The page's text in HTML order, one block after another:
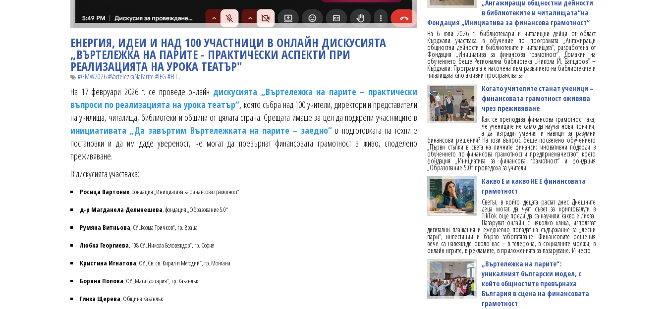
ЕНЕРГИЯ, ИДЕИ И НАД 100 УЧАСТНИЦИ В ОНЛАЙН ДИСКУСИЯТА
„ВЪРТЕЛЕЖКА НА ПАРИТЕ - ПРАКТИЧЕСКИ АСПЕКТИ ПРИ
РЕАЛИЗАЦИЯТА НА УРОКА ТЕАТЪР"
#GMW2026 #VartelezkaNaParite #IFG #FLI ,
На 17 февруари 2026 г. се проведе онлайн дискусията „Въртележка на парите – практически
въпроси по реализацията на урока театър“, която събра над 100 учители, директори и представители
на училища, читалища, библиотеки и общини от цялата страна. Срещата имаше за цел да подкрепи участниците в
инициативата „Да завъртим Въртележката на парите – заедно“ в подготовката на техните
постановки и да им даде увереност, че могат да превърнат финансовата грамотност в живо, споделено
преживяване.
В дискусията участваха:
Росица Вартоник, фондация „Инициатива за финансова грамотност“
д-р Магданела Делинешева, фондация „Образование 5.0“
Румяна Витньова, СУ „Козма Тричков“, гр. Враца
Любка Георгиева, 108 СУ „Никола Беловеждов“, гр. София
Кристина Игнатова, ОУ „Св. св. Кирил и Методий“, гр. Монтана
Боряна Попова, ОУ „Мати Болгария“, гр. Казанлък
Гинка Щерева, Община Казанлък
„Ангажиращи общностни дейности
в библиотеките и читалищата“на
Фондация „Инициатива за финансова грамотност“
На 6 юли 2026 г. библиотекари и читалищни дейци от област
Кърджали участваха в обучение по програмата „Ангажиращи
общностни дейности в библиотеките и читалищата“, разработена от
Фондация „Инициатива за финансова грамотност“. Домакин на
обучението беше Регионална библиотека „Никола Й. Вапцаров“ –
Кърджали. Програмата е насочена към развитието на библиотеките и
читалищата като активни пространства за
Когато учителите станат ученици –
финансовата грамотност оживява
чрез преживяване
Как се преподава финансова грамотност така,
че учениците не само да научат нови понятия,
а да изградят умения и навици за разумни
финансови решения? На този въпрос беше посветено обучението
„Първи стъпки в света на личните финанси: иновативни подходи в
обучението по финансова грамотност и предприемачество“, което
фондация „Инициатива за финансова грамотност“ и фондация
„Образование 5.0“ проведоха за учители
Какво Е и какво НЕ Е финансовата
грамотност
Светът, в който децата растат днес Днешните
деца могат да чуят съвет за криптовалути в
TikTok още преди да са научили какво е лихва.
Пазаруват онлайн с няколко клика, използват
дигитални плащания и ежедневно попадат на съдържание за „лесни
пари“, инвестиции и бързо забогатяване. Финансовите решения
вече са навсякъде около нас – в телефона, в социалните мрежи, в
онлайн игрите, в рекламите, в приложенията за пазаруване. И често
„Въртележка на парите“:
уникалният български модел, с
който общностите превърнаха
България в сцена на финансовата
грамотност